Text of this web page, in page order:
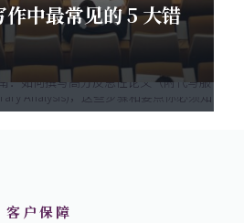
作中最常见的 5 大错
性论文（Reflective
写作 (Literary
些步骤和要点你必
客户保障